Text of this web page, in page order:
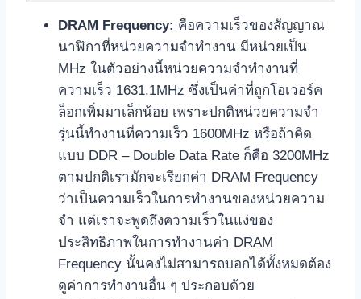
DRAM Frequency: คือความเร็วของสัญญาณ
นาฬิกาที่หน่วยความจำทำงาน มีหน่วยเป็น
MHz ในตัวอย่างนี้หน่วยความจำทำงานที่
ความเร็ว 1631.1MHz ซึ่งเป็นค่าที่ถูกโอเวอร์ค
ล็อกเพิ่มมาเล็กน้อย เพราะปกติหน่วยความจำ
รุ่นนี้ทำงานที่ความเร็ว 1600MHz หรือถ้าคิด
แบบ DDR – Double Data Rate ก็คือ 3200MHz
ตามปกติเรามักจะเรียกค่า DRAM Frequency
ว่าเป็นความเร็วในการทำงานของหน่วยความ
จำ แต่เราจะพูดถึงความเร็วในแง่ของ
ประสิทธิภาพในการทำงานค่า DRAM
Frequency นั้นคงไม่สามารถบอกได้ทั้งหมดต้อง
ดูค่าการทำงานอื่น ๆ ประกอบด้วย